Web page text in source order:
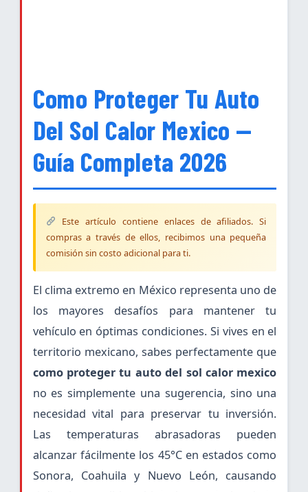
Como Proteger Tu Auto
Del Sol Calor Mexico —
Guía Completa 2026
Este artículo contiene enlaces de afiliados. Si
compras a través de ellos, recibimos una pequeña
comisión sin costo adicional para ti.
El clima extremo en México representa uno de
los mayores desafíos para mantener tu
vehículo en óptimas condiciones. Si vives en el
territorio mexicano, sabes perfectamente que
como proteger tu auto del sol calor mexico
no es simplemente una sugerencia, sino una
necesidad vital para preservar tu inversión.
Las temperaturas abrasadoras pueden
alcanzar fácilmente los 45°C en estados como
Sonora, Coahuila y Nuevo León, causando